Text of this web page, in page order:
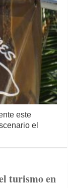
este
el
turismo en